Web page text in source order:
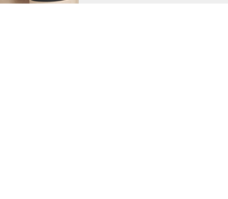
1 des 1 couleurs.
style